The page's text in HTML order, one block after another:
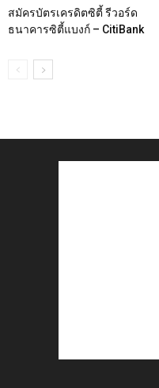
สมัครบัตรเครดิตซิตี้ รีวอร์ด
ธนาคารซิตี้แบงก์ – CitiBank